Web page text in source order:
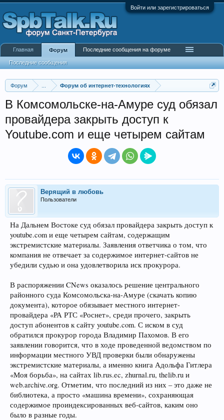
Войти или зарегистрироваться
Форум Форум об интернет-технологиях
В Комсомольске-на-Амуре суд обязал
провайдера закрыть доступ к
Youtube.com и еще четырем сайтам
Верящий в любовь
Пользователи
На Дальнем Востоке суд обязал провайдера закрыть доступ к
youtube.com и еще четырем сайтам, содержащим
экстремистские материалы. Заявления ответчика о том, что
компания не отвечает за содержимое интернет-сайтов не
убедили судью и она удовлетворила иск прокурора.
В распоряжении CNews оказалось решение центрального
районного суда Комсомольска-на-Амуре (скачать копию
документа), которое обязывает местного интернет-
провайдера «РА РТС «Роснет», среди прочего, закрыть
доступ абонентов к сайту youtube.com. С иском в суд
обратился прокурор города Владимир Пахомов. В его
заявлении говорится, что в ходе проведенной ведомством по
информации местного УВД проверки были обнаружены
экстремистские материалы, а именно книга Адольфа Гитлера
«Моя борьба», на сайтах lib.rus.ec, zhurnal.ru, thelib.ru и
web.archive.org. Отметим, что последний из них – это даже не
библиотека, а просто «машина времени», сохраняющая
содержимое проиндексированных веб-сайтов, каким оно
было в разные годы.
Главная Форум
Последние сообщения
Последние сообщения на форуме